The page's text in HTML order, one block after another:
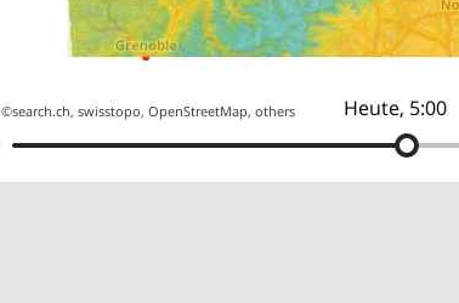
Heute, 5:00
©search.ch,swisstopo,OpenStreetMap,others